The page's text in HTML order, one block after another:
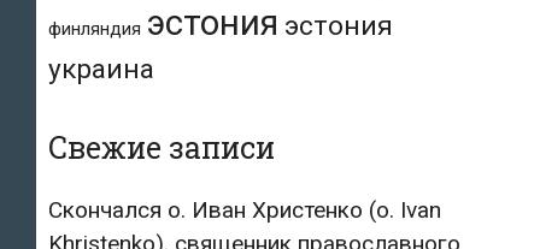
финляндия эстония эстония
украина
Свежие записи
Скончался о. Иван Христенко (о. Ivan
Khristenko), священник православного